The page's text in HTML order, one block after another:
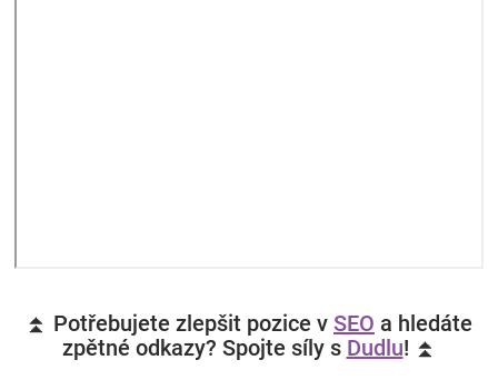
⏫ Potřebujete zlepšit pozice v SEO a hledáte
zpětné odkazy? Spojte síly s Dudlu! ⏫